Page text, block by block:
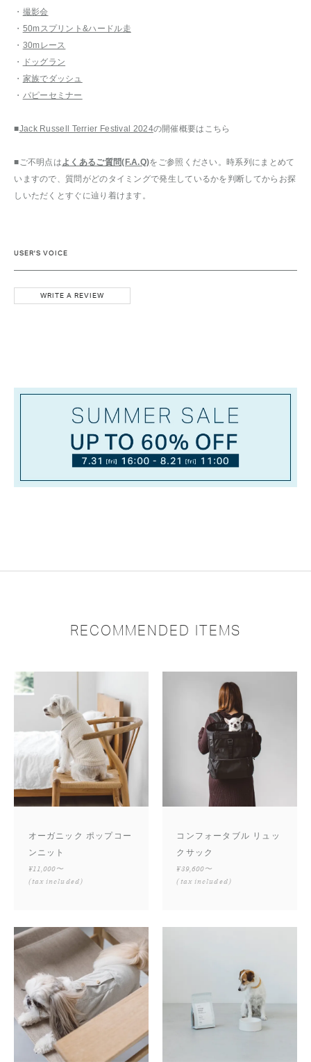
・ 撮影会
・ 50mスプリント&ハードル走
・ 30mレース
・
ドッグラン
・ 家族でダッシュ
・ パピーセミナー
■Jack Russell Terrier Festival 2024の開催概要はこちら
■ご不明点はよくあるご質問(F.A.Q)をご参照ください。時系列にまとめて
いますので、質問がどのタイミングで発生しているかを判断してからお探
しいただくとすぐに辿り着けます。
USER'S VOICE
WRITE A REVIEW
RECOMMENDED ITEMS
オーガニック ポップコー
ンニット
¥11,000〜
(tax included)
コンフォータブル リュッ
クサック
¥39,600〜
(tax included)